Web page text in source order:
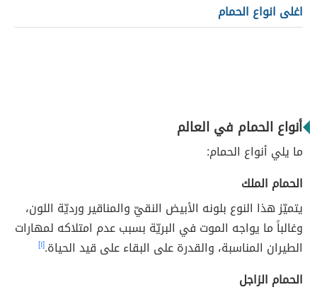
اغلى انواع الحمام
أنواع الحمام في العالم
ما يلي أنواع الحمام:
الحمام الملك
يتميّز هذا النوع بلونه الأبيض النقيّ والمناقير ورديّة اللون،
وغالباً ما يواجه الموت في البريّة بسبب عدم امتلاكه لمهارات
الطيران المناسبة، والقدرة على البقاء على قيد الحياة.[١]
الحمام الزاجل